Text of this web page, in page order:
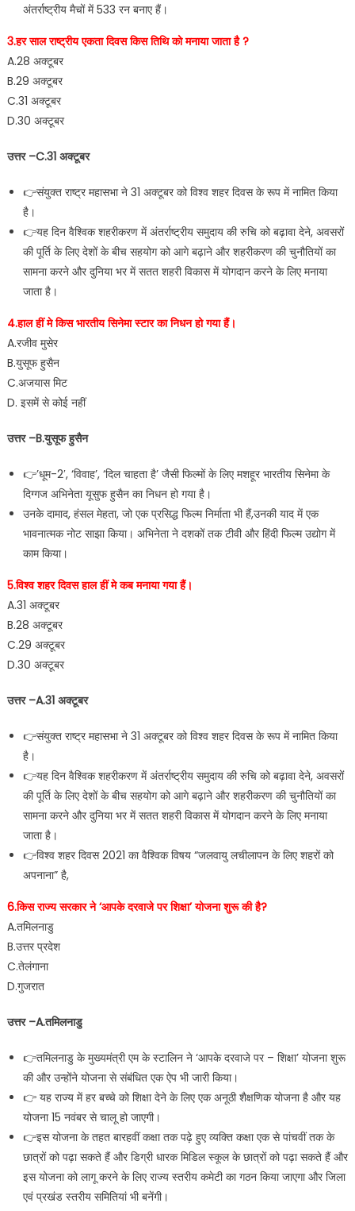
अंतर्राष्ट्रीय मैचों में 533 रन बनाए हैं।
3.हर साल राष्ट्रीय एकता दिवस किस तिथि को मनाया जाता है ?
A.28 अक्टूबर
B.29 अक्टूबर
C.31 अक्टूबर
D.30 अक्टूबर
उत्तर –C.31 अक्टूबर
👉संयुक्त राष्ट्र महासभा ने 31 अक्टूबर को विश्व शहर दिवस के रूप में नामित किया
है।
👉यह दिन वैश्विक शहरीकरण में अंतर्राष्ट्रीय समुदाय की रुचि को बढ़ावा देने, अवसरों
की पूर्ति के लिए देशों के बीच सहयोग को आगे बढ़ाने और शहरीकरण की चुनौतियों का
सामना करने और दुनिया भर में सतत शहरी विकास में योगदान करने के लिए मनाया
जाता है।
4.हाल हीं मे किस भारतीय सिनेमा स्टार का निधन हो गया हैं।
A.रजीव मुसेर
B.युसूफ हुसैन
C.अजयास मिट
D. इसमें से कोई नहीं
उत्तर –B.युसूफ हुसैन
👉’धूम-2′, ‘विवाह’, ‘दिल चाहता है’ जैसी फिल्मों के लिए मशहूर भारतीय सिनेमा के
दिग्गज अभिनेता यूसुफ हुसैन का निधन हो गया है।
उनके दामाद, हंसल मेहता, जो एक प्रसिद्ध फिल्म निर्माता भी हैं,उनकी याद में एक
भावनात्मक नोट साझा किया। अभिनेता ने दशकों तक टीवी और हिंदी फिल्म उद्योग में
काम किया।
5.विश्व शहर दिवस हाल हीं मे कब मनाया गया हैं।
A.31 अक्टूबर
B.28 अक्टूबर
C.29 अक्टूबर
D.30 अक्टूबर
उत्तर –A.31 अक्टूबर
👉संयुक्त राष्ट्र महासभा ने 31 अक्टूबर को विश्व शहर दिवस के रूप में नामित किया
है।
👉यह दिन वैश्विक शहरीकरण में अंतर्राष्ट्रीय समुदाय की रुचि को बढ़ावा देने, अवसरों
की पूर्ति के लिए देशों के बीच सहयोग को आगे बढ़ाने और शहरीकरण की चुनौतियों का
सामना करने और दुनिया भर में सतत शहरी विकास में योगदान करने के लिए मनाया
जाता है।
👉विश्व शहर दिवस 2021 का वैश्विक विषय “जलवायु लचीलापन के लिए शहरों को
अपनाना” है,
6.किस राज्य सरकार ने ‘आपके दरवाजे पर शिक्षा’ योजना शुरू की है?
A.तमिलनाडु
B.उत्तर प्रदेश
C.तेलंगाना
D.गुजरात
उत्तर –A.तमिलनाडु
👉तमिलनाडु के मुख्यमंत्री एम के स्टालिन ने ‘आपके दरवाजे पर – शिक्षा’ योजना शुरू
की और उन्होंने योजना से संबंधित एक ऐप भी जारी किया।
👉 यह राज्य में हर बच्चे को शिक्षा देने के लिए एक अनूठी शैक्षणिक योजना है और यह
योजना 15 नवंबर से चालू हो जाएगी।
👉इस योजना के तहत बारहवीं कक्षा तक पढ़े हुए व्यक्ति कक्षा एक से पांचवीं तक के
छात्रों को पढ़ा सकते हैं और डिग्री धारक मिडिल स्कूल के छात्रों को पढ़ा सकते हैं और
इस योजना को लागू करने के लिए राज्य स्तरीय कमेटी का गठन किया जाएगा और जिला
एवं प्रखंड स्तरीय समितियां भी बनेंगी।